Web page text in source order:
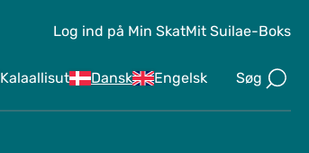
Kalaallisut Dansk Engelsk Søg
Log ind på Min SkatMit Suilae-Boks